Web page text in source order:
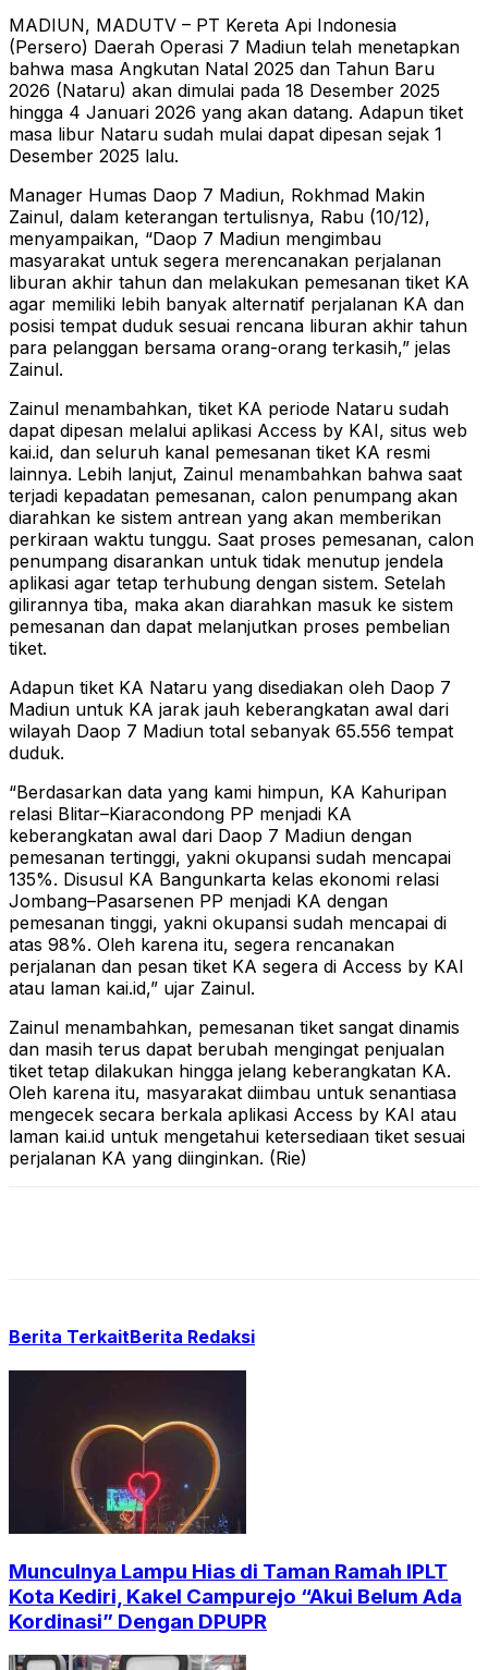
MADIUN, MADUTV – PT Kereta Api Indonesia
(Persero) Daerah Operasi 7 Madiun telah menetapkan
bahwa masa Angkutan Natal 2025 dan Tahun Baru
2026 (Nataru) akan dimulai pada 18 Desember 2025
hingga 4 Januari 2026 yang akan datang. Adapun tiket
masa libur Nataru sudah mulai dapat dipesan sejak 1
Desember 2025 lalu.
Manager Humas Daop 7 Madiun, Rokhmad Makin
Zainul, dalam keterangan tertulisnya, Rabu (10/12),
menyampaikan, “Daop 7 Madiun mengimbau
masyarakat untuk segera merencanakan perjalanan
liburan akhir tahun dan melakukan pemesanan tiket KA
agar memiliki lebih banyak alternatif perjalanan KA dan
posisi tempat duduk sesuai rencana liburan akhir tahun
para pelanggan bersama orang-orang terkasih,” jelas
Zainul.
Zainul menambahkan, tiket KA periode Nataru sudah
dapat dipesan melalui aplikasi Access by KAI, situs web
kai.id, dan seluruh kanal pemesanan tiket KA resmi
lainnya. Lebih lanjut, Zainul menambahkan bahwa saat
terjadi kepadatan pemesanan, calon penumpang akan
diarahkan ke sistem antrean yang akan memberikan
perkiraan waktu tunggu. Saat proses pemesanan, calon
penumpang disarankan untuk tidak menutup jendela
aplikasi agar tetap terhubung dengan sistem. Setelah
gilirannya tiba, maka akan diarahkan masuk ke sistem
pemesanan dan dapat melanjutkan proses pembelian
tiket.
Adapun tiket KA Nataru yang disediakan oleh Daop 7
Madiun untuk KA jarak jauh keberangkatan awal dari
wilayah Daop 7 Madiun total sebanyak 65.556 tempat
duduk.
“Berdasarkan data yang kami himpun, KA Kahuripan
relasi Blitar–Kiaracondong PP menjadi KA
keberangkatan awal dari Daop 7 Madiun dengan
pemesanan tertinggi, yakni okupansi sudah mencapai
135%. Disusul KA Bangunkarta kelas ekonomi relasi
Jombang–Pasarsenen PP menjadi KA dengan
pemesanan tinggi, yakni okupansi sudah mencapai di
atas 98%. Oleh karena itu, segera rencanakan
perjalanan dan pesan tiket KA segera di Access by KAI
atau laman kai.id,” ujar Zainul.
Zainul menambahkan, pemesanan tiket sangat dinamis
dan masih terus dapat berubah mengingat penjualan
tiket tetap dilakukan hingga jelang keberangkatan KA.
Oleh karena itu, masyarakat diimbau untuk senantiasa
mengecek secara berkala aplikasi Access by KAI atau
laman kai.id untuk mengetahui ketersediaan tiket sesuai
perjalanan KA yang diinginkan. (Rie)
Berita TerkaitBerita Redaksi
Munculnya Lampu Hias di Taman Ramah IPLT
Kota Kediri, Kakel Campurejo “Akui Belum Ada
Kordinasi” Dengan DPUPR